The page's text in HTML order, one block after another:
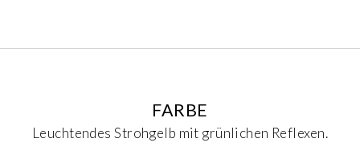
FARBE
Leuchtendes Strohgelb mit grünlichen Reflexen.